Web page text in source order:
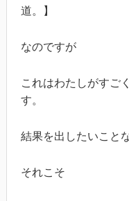
道。】
なのですが
これはわたしがすご
す。
結果を出したいこと
それこそ